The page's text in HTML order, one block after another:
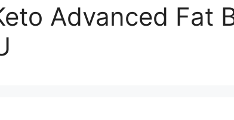
Advanced Fat